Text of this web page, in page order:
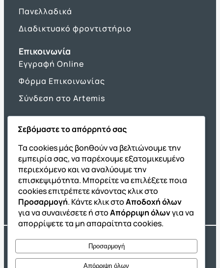
Πανελλαδικά
Διαδικτυακό φροντιστήριο
Επικοινωνία
Εγγραφή Online
Φόρμα Επικοινωνίας
Σύνδεση στο Artemis
Όμιλος ΔΙΑΚΡΟΤΗΜΑ
ΔΙΑΚΡΟΤΗΜΑ@Home
Σχολική Μελέτη After School
Εκδόσεις Καλαϊτζίδη
Franchise ΔΙΑΚΡΟΤΗΜΑ
Copyright® 2004 –2026Εκπαιδευτικός Όμιλος ΔΙΑΚΡΟΤΗΜΑ®. Αρ.
Γ.Ε.Μ.Η.: 54967109000.
Oceancube – Hosted by
Σεβόμαστε το απόρρητό σας
Τα cookies μάς βοηθούν να βελτιώνουμε την
εμπειρία σας, να παρέχουμε εξατομικευμένο
περιεχόμενο και να αναλύουμε την
επισκεψιμότητα. Μπορείτε να επιλέξετε ποια
cookies επιτρέπετε κάνοντας κλικ στο
Προσαρμογή. Κάντε κλικ στοΑποδοχή όλων
για να συναινέσετε ή στοΑπόρριψη όλωνγια να
απορρίψετε τα μη απαραίτητα cookies.
Προσαρμογή
Απόρριψη όλων